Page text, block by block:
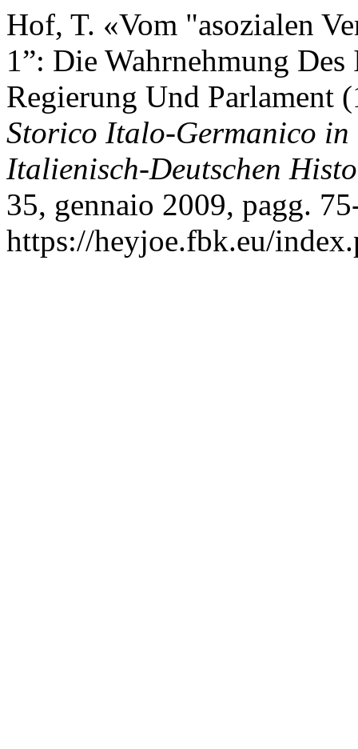
Hof, T. «Vom "asozialen
1”: Die Wahrnehmung
Regierung Und Parlament
Storico Italo-Germanico in
Italienisch-Deutschen
35, gennaio 2009, pagg.
https://heyjoe.fbk.eu/